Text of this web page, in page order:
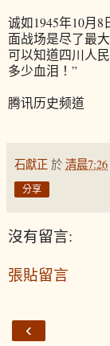
诚如1945年10月
面战场是尽了最
可以知道四川人
多少血泪！”
腾讯历史频道
石獻正 於 清晨7:26
分享
沒有留言:
張貼留言
‹